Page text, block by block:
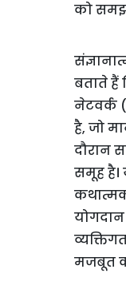
को
बताते हैं
नेटवर्क
है, जो
दौरान
समूह है।
मजबूत